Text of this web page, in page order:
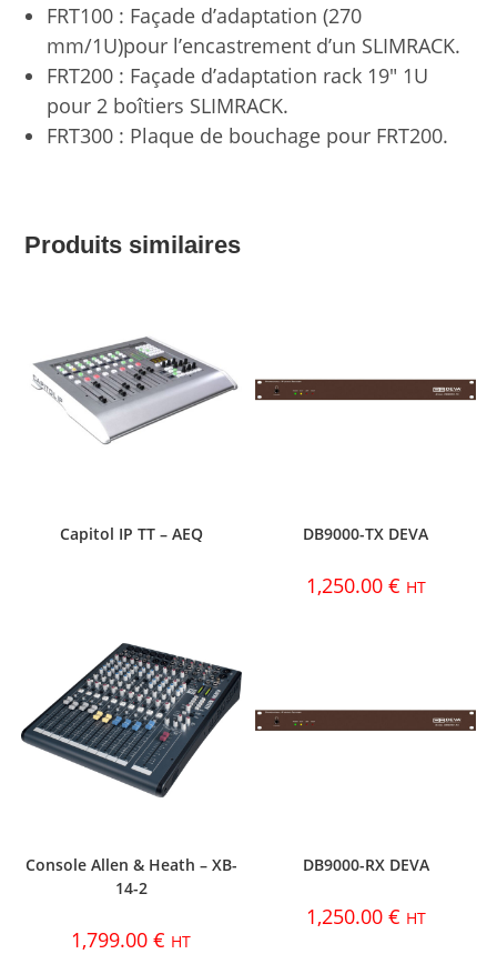
FRT100 : Façade d’adaptation (270
mm/1U)pour l’encastrement d’un SLIMRACK.
FRT200 : Façade d’adaptation rack 19″ 1U
pour 2 boîtiers SLIMRACK.
FRT300 : Plaque de bouchage pour FRT200.
Produits similaires
Capitol IP TT – AEQ DB9000-TX DEVA
1,250.00 € HT
Console Allen & Heath – XB-
14-2
1,799.00€ HT
DB9000-RX DEVA
1,250.00 € HT